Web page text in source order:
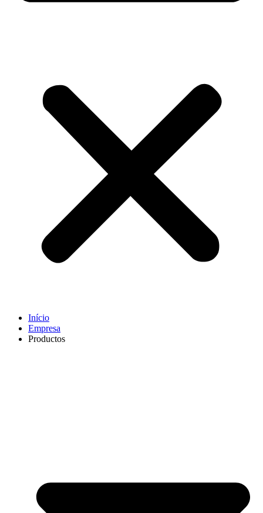
Início
Empresa
Productos